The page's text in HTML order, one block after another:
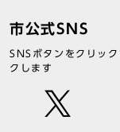
市公式SNS
SNSボタンをクリッ
クします